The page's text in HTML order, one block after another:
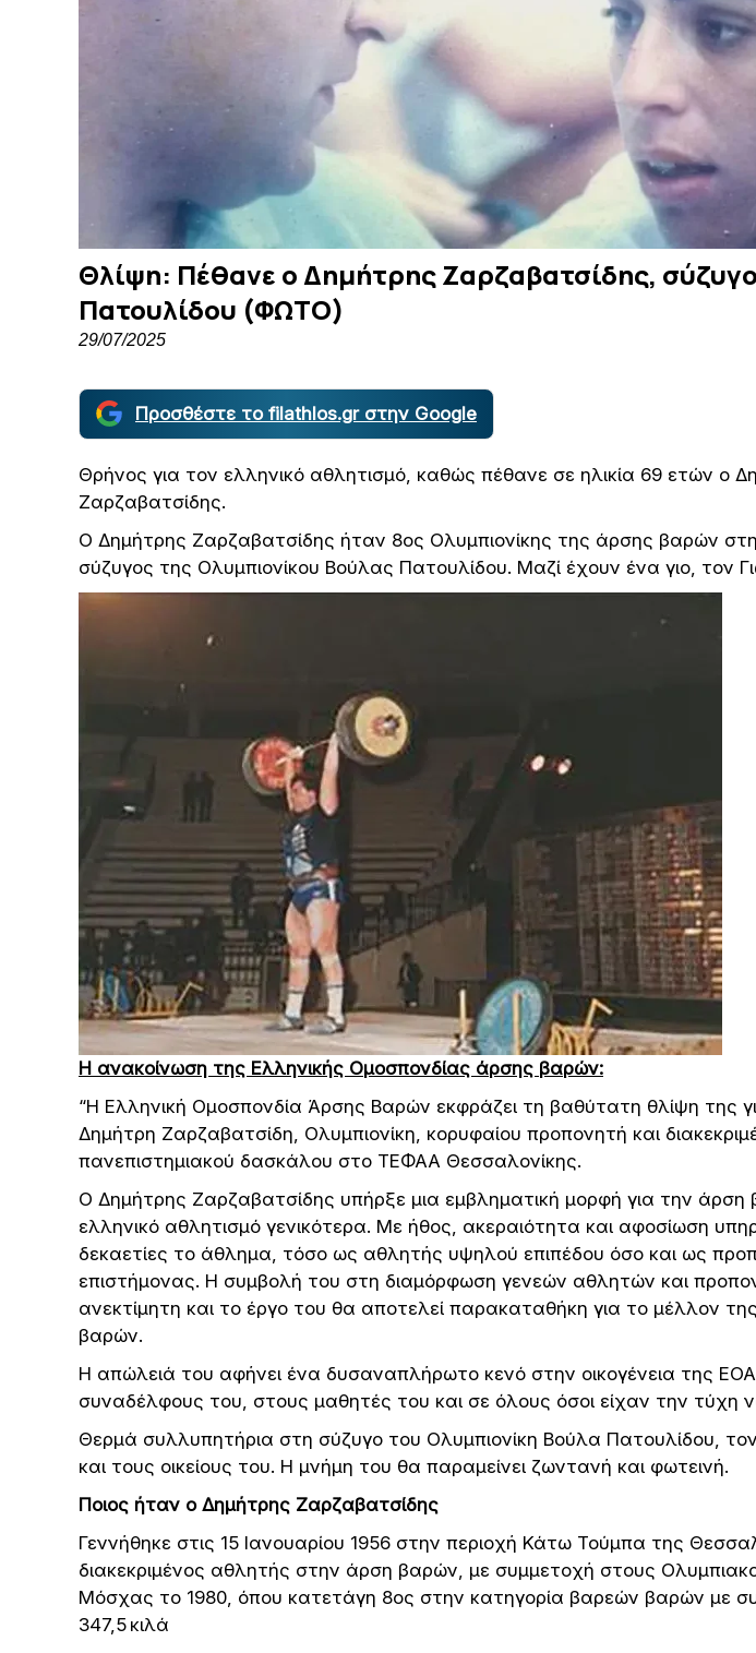
Θλίψη: Πέθανε ο Δημήτρης Ζαρζαβατσίδης,
Πατουλίδου (ΦΩΤΟ)
29/07/2025
Προσθέστε το filathlos.gr στην Google
Θρήνος για τον ελληνικό αθλητισμό, καθώς πέθανε σε ηλικία 69 ετών ο
Ζαρζαβατσίδης.
Ο Δημήτρης Ζαρζαβατσίδης ήταν 8ος Ολυμπιονίκης της άρσης βαρών
σύζυγος της Ολυμπιονίκου Βούλας Πατουλίδου. Μαζί έχουν ένα γιο, τον
Η ανακοίνωση της Ελληνικής Ομοσπονδίας άρσης βαρών:
“Η Ελληνική Ομοσπονδία Άρσης Βαρών εκφράζει τη βαθύτατη θλίψη της
Δημήτρη Ζαρζαβατσίδη, Ολυμπιονίκη, κορυφαίου προπονητή και
πανεπιστημιακού δασκάλου στο ΤΕΦΑΑ Θεσσαλονίκης.
Ο Δημήτρης Ζαρζαβατσίδης υπήρξε μια εμβληματική μορφή για την άρση
ελληνικό αθλητισμό γενικότερα. Με ήθος, ακεραιότητα και αφοσίωση
δεκαετίες το άθλημα, τόσο ως αθλητής υψηλού επιπέδου όσο και ως
επιστήμονας. Η συμβολή του στη διαμόρφωση γενεών αθλητών και
ανεκτίμητη και το έργο του θα αποτελεί παρακαταθήκη για το μέλλον
βαρών.
Η απώλειά του αφήνει ένα δυσαναπλήρωτο κενό στην οικογένεια της
συναδέλφους του, στους μαθητές του και σε όλους όσοι είχαν την τύχη
Θερμά συλλυπητήρια στη σύζυγο του Ολυμπιονίκη Βούλα Πατουλίδου, τον
και τους οικείους του. Η μνήμη του θα παραμείνει ζωντανή και φωτεινή.
Ποιος ήταν ο Δημήτρης Ζαρζαβατσίδης
Γεννήθηκε στις 15 Ιανουαρίου 1956 στην περιοχή Κάτω Τούμπα της
διακεκριμένος αθλητής στην άρση βαρών, με συμμετοχή στους
Μόσχας το 1980, όπου κατετάγη 8ος στην κατηγορία βαρεών βαρών με
347,5 κιλά